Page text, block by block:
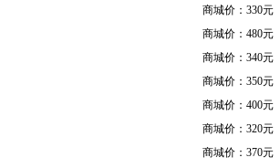
商城价：330元
商城价：480元
商城价：340元
商城价：350元
商城价：400元
商城价：320元
商城价：370元